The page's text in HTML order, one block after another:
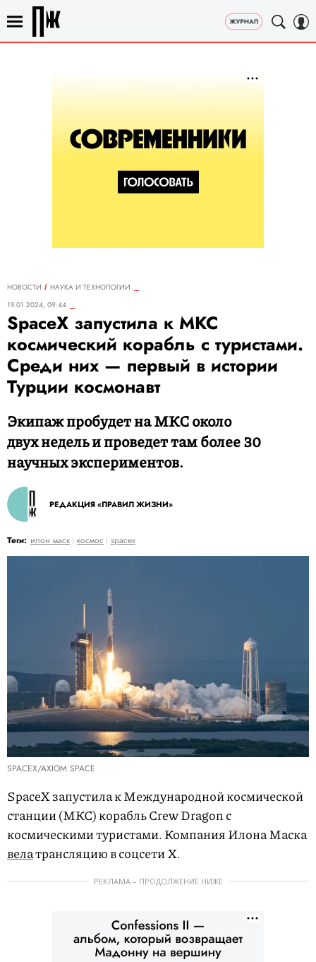
НОВОСТИ
НАУКА И ТЕХНОЛОГИИ
19.01.2024, 09:44
SpaceX запустила к МКС
космический корабль с туристами.
Среди них — первый в истории
Турции космонавт
Экипаж пробудет на МКС около
двух недель и проведет там более 30
научных экспериментов.
РЕДАКЦИЯ «ПРАВИЛ ЖИЗНИ»
Теги: илон маск космос spacex
SPACEX/AXIOM SPACE
SpaceX запустила к Международной космической
станции (МКС) корабль Crew Dragon с
космическими туристами. Компания Илона Маска
велатрансляцию в соцсети Х.
РЕКЛАМА – ПРОДОЛЖЕНИЕ НИЖЕ